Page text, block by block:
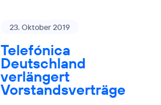
23. Oktober 2019
Telefónica
Deutschland
verlängert
Vorstandsverträge